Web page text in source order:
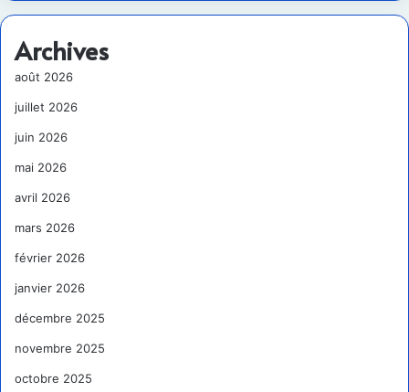
Archives
août 2026
juillet 2026
juin 2026
mai 2026
avril 2026
mars 2026
février 2026
janvier 2026
décembre 2025
novembre 2025
octobre 2025